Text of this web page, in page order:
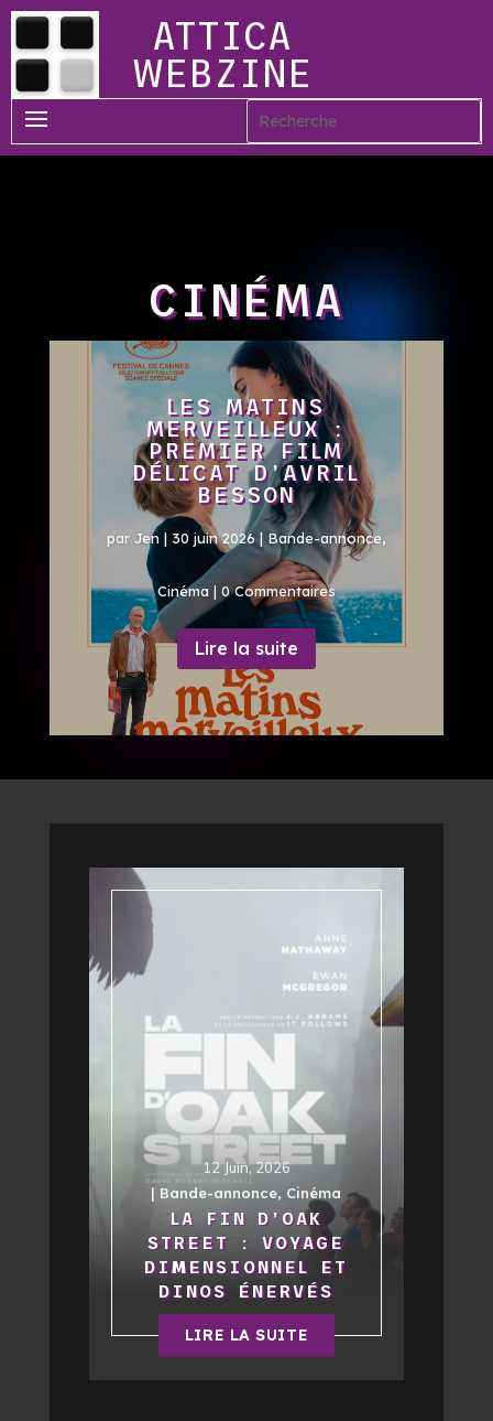
ATTICA
WEBZINE
CINÉMA
LES MATINS
MERVEILLEUX :
PREMIER FILM
DÉLICAT D’AVRIL
BESSON
parJen | 30 juin 2026 | Bande-annonce,
Cinéma | 0 Commentaires
Lire la suite
12 Juin, 2026
| Bande-annonce, Cinéma
LA FIN D’OAK
STREET : VOYAGE
DIMENSIONNEL ET
DINOS ÉNERVÉS
LIRE LA SUITE